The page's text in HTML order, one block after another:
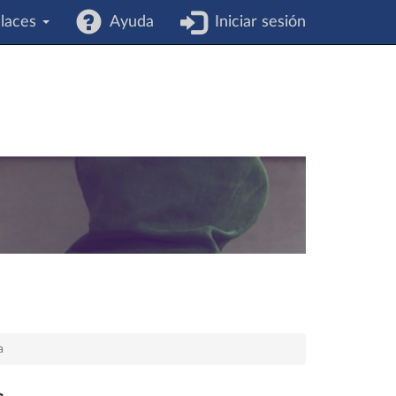
Ayuda Iniciar sesión